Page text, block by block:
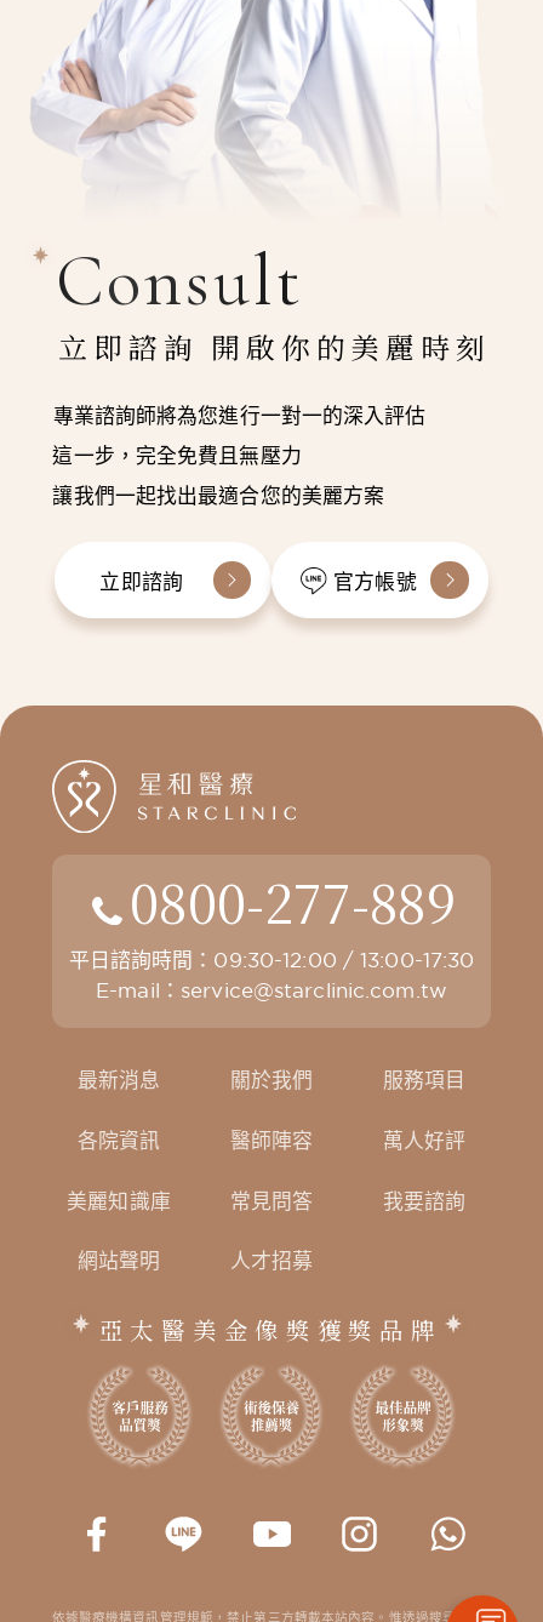
Consult
立即諮詢 開啟你的美麗時刻
專業諮詢師將為您進行一對一的深入評估
這一步，完全免費且無壓力
讓我們一起找出最適合您的美麗方案
立即諮詢 官方帳號
0800-277-889
平日諮詢時間：09:30-12:00 / 13:00-17:30
E-mail： service@starclinic.com.tw
最新消息 關於我們 服務項目
各院資訊 醫師陣容 萬人好評
美麗知識庫 常見問答 我要諮詢
網站聲明 人才招募
亞太醫美金像獎獲獎品牌
依據醫療機構資訊管理規範，禁止第三方轉載本站內容。惟透過搜尋